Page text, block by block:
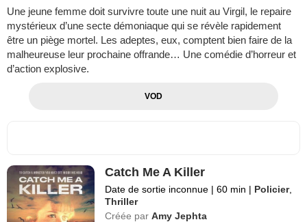
Une jeune femme doit survivre toute une nuit au Virgil, le repaire
mystérieux d’une secte démoniaque qui se révèle rapidement
être un piège mortel. Les adeptes, eux, comptent bien faire de la
malheureuse leur prochaine offrande… Une comédie d’horreur et
d’action explosive.
VOD
Catch Me A Killer
Date de sortie inconnue | 60 min | Policier,
Thriller
Créée par Amy Jephta